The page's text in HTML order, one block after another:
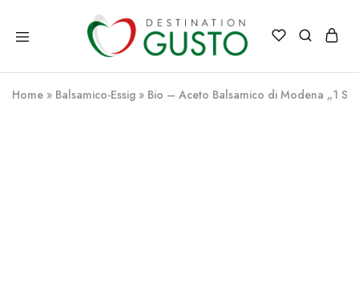
Destination
Gusto
Italienische
Exzellenz
–
100%
Home » Balsamico-Essig » Bio – Aceto Balsamico di Modena „1